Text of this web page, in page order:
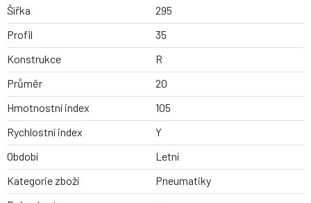
Šířka
295
Profil
35
Konstrukce
R
Průměr
20
Hmotnostní index
105
Rychlostní index
Y
Období
Letní
Kategorie zboží
Pneumatiky